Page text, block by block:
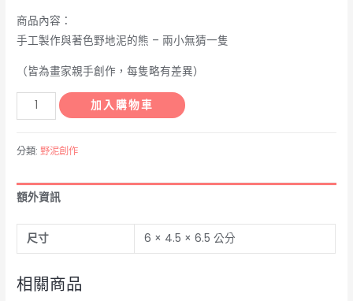
商品內容：
手工製作與著色野地泥的熊 – 兩小無猜一隻
（皆為畫家親手創作，每隻略有差異）
地
的
熊
-
小
無
猜
加入購物車
分類:野泥創作
額外資訊
尺寸 6 × 4.5 × 6.5 公分
相關商品